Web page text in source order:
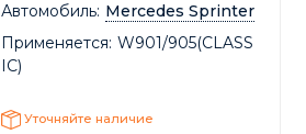
Автомобиль: Mercedes Sprinter
Применяется: W901/905(CLASS
IC)
Уточняйте наличие